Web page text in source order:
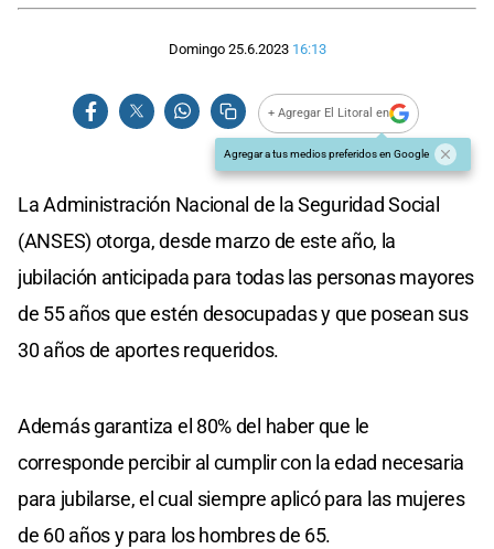
Domingo 25.6.2023 16:13
+ Agregar El Litoral en
Agregar a tus medios preferidos en Google
La Administración Nacional de la Seguridad Social
(ANSES) otorga, desde marzo de este año, la
jubilación anticipada para todas las personas mayores
de 55 años que estén desocupadas y que posean sus
30 años de aportes requeridos.
Además garantiza el 80% del haber que le
corresponde percibir al cumplir con la edad necesaria
para jubilarse, el cual siempre aplicó para las mujeres
de 60 años y para los hombres de 65.